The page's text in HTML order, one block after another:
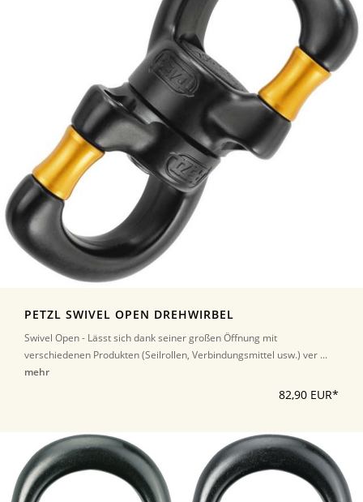
PETZL SWIVEL OPEN DREHWIRBEL
Swivel Open - Lässt sich dank seiner großen Öffnung mit
verschiedenen Produkten (Seilrollen, Verbindungsmittel usw.) ver ...
mehr
82,90 EUR*